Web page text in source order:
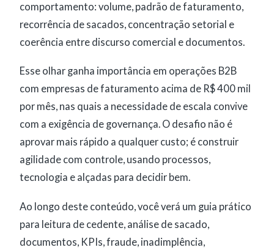
comportamento: volume, padrão de faturamento,
recorrência de sacados, concentração setorial e
coerência entre discurso comercial e documentos.
Esse olhar ganha importância em operações B2B
com empresas de faturamento acima de R$ 400 mil
por mês, nas quais a necessidade de escala convive
com a exigência de governança. O desafio não é
aprovar mais rápido a qualquer custo; é construir
agilidade com controle, usando processos,
tecnologia e alçadas para decidir bem.
Ao longo deste conteúdo, você verá um guia prático
para leitura de cedente, análise de sacado,
documentos, KPIs, fraude, inadimplência,